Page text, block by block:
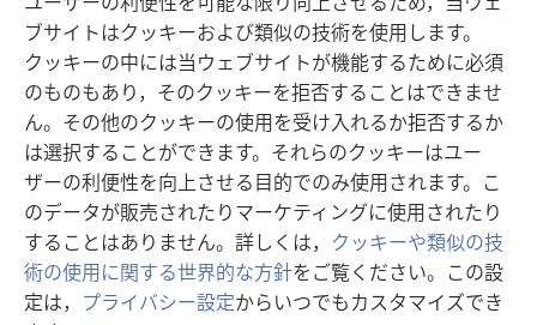
ブサイトはクッキーおよび類似の技術を使用します。
クッキーの中には当ウェブサイトが機能するために必須
のものもあり，そのクッキーを拒否することはできませ
ん。その他のクッキーの使用を受け入れるか拒否するか
は選択することができます。それらのクッキーはユー
ザーの利便性を向上させる目的でのみ使用されます。こ
のデータが販売されたりマーケティングに使用されたり
することはありません。詳しくは， クッキーや類似の技
術の使用に関する世界的な方針をご覧ください。この設
定は， プライバシー設定からいつでもカスタマイズでき
し
い
タ
ブ
で
開
く）
ものみの塔 オンライン・ライブラリー
（新
し
い
タ
ブ
で
開
く）
JW Hub ®
（新
し
い
タ
ブ
で
開
く）
JW Library ®
Watchtower Library®